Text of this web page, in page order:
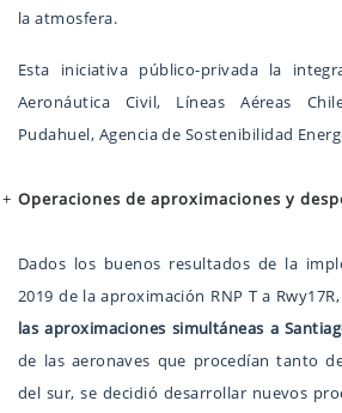
la atmosfera.
Esta iniciativa público-privada la
Aeronáutica Civil, Líneas Aéreas
Pudahuel, Agencia de Sostenibilidad
Operaciones de aproximaciones y
Dados los buenos resultados de la
2019 de la aproximación RNP T a
las aproximaciones simultáneas a
de las aeronaves que procedían tanto
del sur, se decidió desarrollar nuevos